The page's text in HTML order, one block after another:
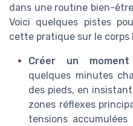
dans une routine bien-
Voici quelques pistes
cette pratique sur le corps
Créer un
quelques minutes
des pieds, en
zones réflexes
tensions